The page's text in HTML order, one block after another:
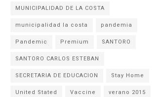
MUNICIPALIDAD DE LA COSTA
municipalidad la costa
pandemia
Pandemic
Premium
SANTORO
SANTORO CARLOS ESTEBAN
SECRETARIA DE EDUCACION
Stay Home
United Stated
Vaccine
verano 2015